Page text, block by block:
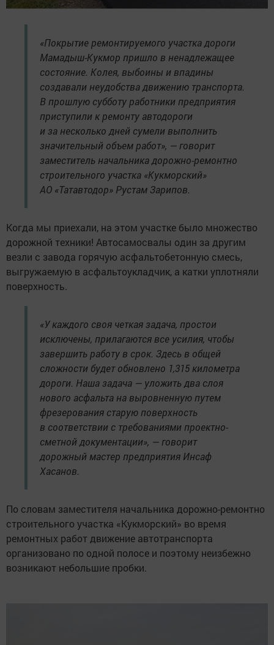
«Покрытие ремонтируемого участка дороги
Мамадыш-Кукмор пришло в ненадлежащее
состояние. Колея, выбоины и впадины
создавали неудобства движению транспорта.
В прошлую субботу работники предприятия
приступили к ремонту автодороги
и за несколько дней сумели выполнить
значительный объем работ», — говорит
заместитель начальника дорожно-ремонтно
строительного участка «Кукморский»
АО «Татавтодор» Рустам Зарипов.
Когда мы приехали, на этом участке было множество
дорожной техники! Автосамосвалы один за другим
везли с завода горячую асфальтобетонную смесь,
выгружаемую в асфальтоукладчик, а катки уплотняли
поверхность.
«У каждого своя четкая задача, простои
исключены, прилагаются все усилия, чтобы
завершить работу в срок. Здесь в общей
сложности будет обновлено 1,315 километра
дороги. Наша задача — уложить два слоя
нового асфальта на выровненную путем
фрезерования старую поверхность
в соответствии с требованиями проектно-
сметной документации», — говорит
дорожный мастер предприятия Инсаф
Хасанов.
По словам заместителя начальника дорожно-ремонтно
строительного участка «Кукморский» во время
ремонтных работ движение автотранспорта
организовано по одной полосе и поэтому неизбежно
возникают небольшие пробки.